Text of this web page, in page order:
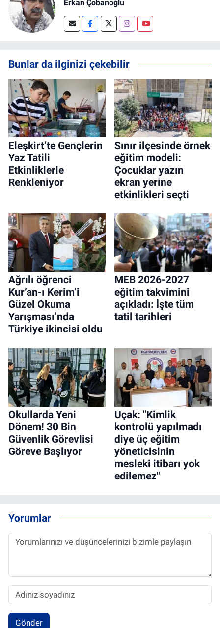
Erkan Çobanoğlu
Bunlar da ilginizi çekebilir
Eleşkirt’te Gençlerin
Yaz Tatili
Etkinliklerle
Renkleniyor
Sınır ilçesinde örnek
eğitim modeli:
Çocuklar yazın
ekran yerine
etkinlikleri seçti
Ağrılı öğrenci
Kur’an-ı Kerim’i
Güzel Okuma
Yarışması’nda
Türkiye ikincisi oldu
MEB 2026-2027
eğitim takvimini
açıkladı: İşte tüm
tatil tarihleri
Okullarda Yeni
Dönem! 30 Bin
Güvenlik Görevlisi
Göreve Başlıyor
Uçak: "Kimlik
kontrolü yapılmadı
diye üç eğitim
yöneticisinin
mesleki itibarı yok
edilemez"
Yorumlar
Gönder